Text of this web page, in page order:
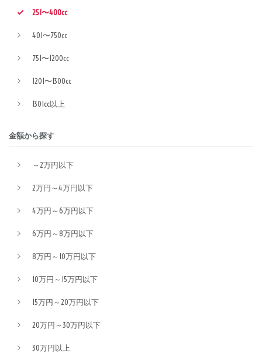
251〜400cc
401〜750cc
751〜1200cc
1201〜1300cc
1301cc以上
金額から探す
～2万円以下
2万円～4万円以下
4万円～6万円以下
6万円～8万円以下
8万円～10万円以下
10万円～15万円以下
15万円～20万円以下
20万円～30万円以下
30万円以上